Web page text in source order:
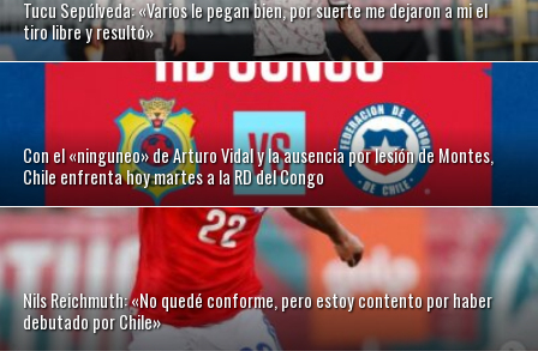
Tucu Sepúlveda: «Varios le pegan bien, por suerte me dejaron a mi el
tiro libre y resultó»
Con el «ninguneo» de Arturo Vidal y la ausencia por lesión de Montes,
Chile enfrenta hoy martes a la RD del Congo
Nils Reichmuth: «No quedé conforme, pero estoy contento por haber
debutado por Chile»